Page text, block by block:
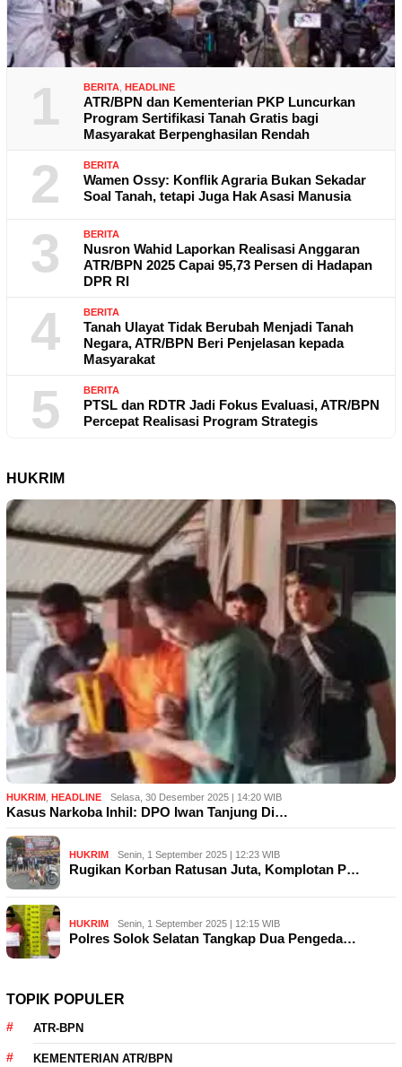
1 BERITA, HEADLINE
ATR/BPN dan Kementerian PKP Luncurkan
Program Sertifikasi Tanah Gratis bagi
Masyarakat Berpenghasilan Rendah
2 BERITA
Wamen Ossy: Konflik Agraria Bukan Sekadar
Soal Tanah, tetapi Juga Hak Asasi Manusia
3 BERITA
Nusron Wahid Laporkan Realisasi Anggaran
ATR/BPN 2025 Capai 95,73 Persen di Hadapan
DPR RI
4 BERITA
Tanah Ulayat Tidak Berubah Menjadi Tanah
Negara, ATR/BPN Beri Penjelasan kepada
Masyarakat
5 BERITA
PTSL dan RDTR Jadi Fokus Evaluasi, ATR/BPN
Percepat Realisasi Program Strategis
HUKRIM
HUKRIM HEADLINE Selasa, 30 Desember 2025 | 14:20 WIB
Kasus Narkoba Inhil: DPO Iwan Tanjung Di…
HUKRIM Senin, 1 September 2025 | 12:23 WIB
Rugikan Korban Ratusan Juta, Komplotan P…
HUKRIM Senin, 1 September 2025 | 12:15 WIB
Polres Solok Selatan Tangkap Dua Pengeda…
TOPIK POPULER
ATR-BPN
KEMENTERIAN ATR/BPN